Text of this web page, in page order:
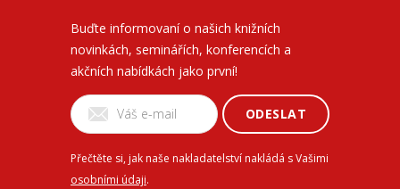
Buďte informovaní o našich knižních
novinkách, seminářích, konferencích a
akčních nabídkách jako první!
ODESLAT
Přečtěte si, jak naše nakladatelství nakládá s Vašimi
osobními údaji.